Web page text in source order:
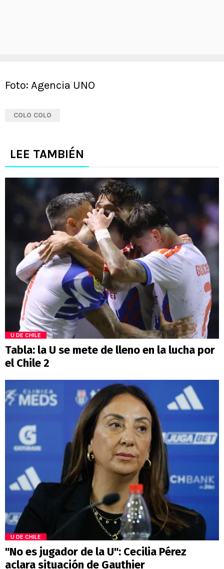
Foto: Agencia UNO
COLO COLO
LEE TAMBIÉN
U DE CHILE
Tabla: la U se mete de lleno en la lucha por
el Chile 2
U DE CHILE
"No es jugador de la U": Cecilia Pérez
aclara situación de Gauthier